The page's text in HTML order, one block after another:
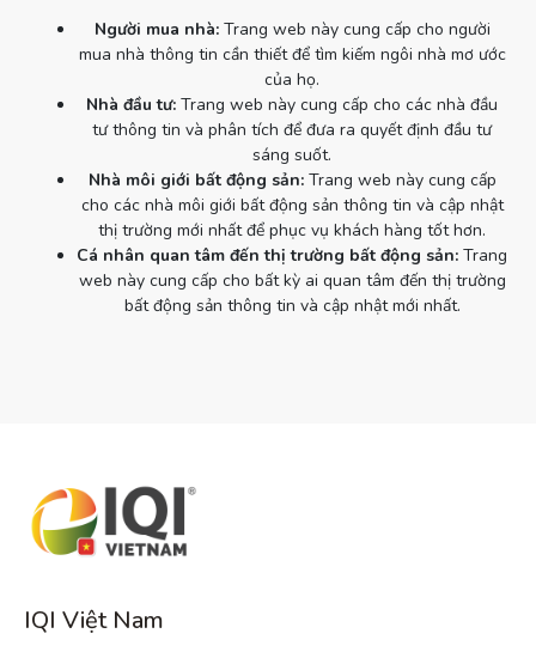
Người mua nhà:Trang web này cung cấp cho người
mua nhà thông tin cần thiết để tìm kiếm ngôi nhà mơ ước
của họ.
Nhà đầu tư: Trang web này cung cấp cho các nhà đầu
tư thông tin và phân tích để đưa ra quyết định đầu tư
sáng suốt.
Nhà môi giới bất động sản:Trang web này cung cấp
cho các nhà môi giới bất động sản thông tin và cập nhật
thị trường mới nhất để phục vụ khách hàng tốt hơn.
Cá nhân quan tâm đến thị trường bất động sản: Trang
web này cung cấp cho bất kỳ ai quan tâm đến thị trường
bất động sản thông tin và cập nhật mới nhất.
IQI Việt Nam